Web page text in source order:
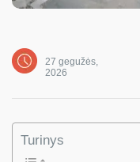
27 gegužės,
2026
Turinys